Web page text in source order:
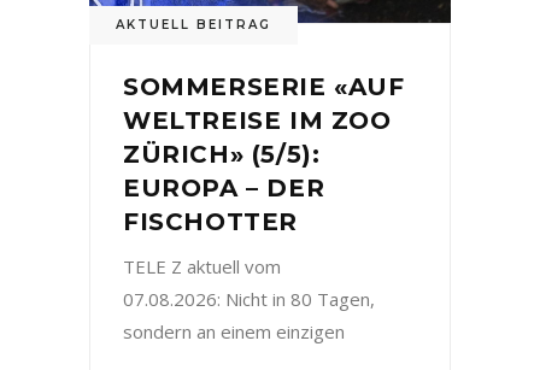
AKTUELL BEITRAG
SOMMERSERIE «AUF
WELTREISE IM ZOO
ZÜRICH» (5/5):
EUROPA – DER
FISCHOTTER
TELE Z aktuell vom
07.08.2026: Nicht in 80 Tagen,
sondern an einem einzigen